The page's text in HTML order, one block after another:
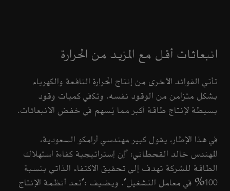
انبعاثات أقل مع المزيد من الحرارة
تأتي الفوائد الأخرى من إنتاج الحرارة النافعة والكهرباء
بشكل متزامن من الوقود نفسه. وتكفي كميات وقود
بسيطة لإنتاج طاقة أكبر مما يُسهم في خفض الانبعاثات.
في هذا الإطار، يقول كبير مهندسي أرامكو السعودية،
المهندس خالد القحطاني: "إن إستراتيجية كفاءة استهلاك
الطاقة للشركة تهدف إلى تحقيق الاكتفاء الذاتي بنسبة
100% في معامل التشغيل". ويضيف :"تعد أنظمة الإنتاج